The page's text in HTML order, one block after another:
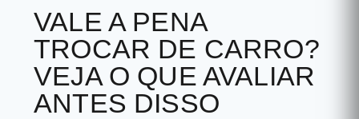
VALE A PENA
TROCAR DE CARRO?
VEJA O QUE AVALIAR
ANTES DISSO